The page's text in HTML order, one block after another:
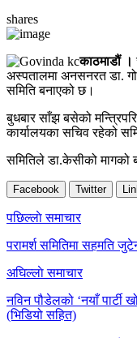
shares
काठमाडौं ।
अस्पतालमा अनसनरत डा.
समिति बनाएको छ।
बुधबार साँझ बसेको
कार्यालयका सचिव रहेको
समितिले डा.केसीको मागको
Facebook Twitter
Post
navigation
पछिल्लाे समाचार
परामर्श समितिमा सहमति
अघिल्लाे समाचार
नविन पौडेलको ‘नयाँ पार्टी
(भिडियो सहित)